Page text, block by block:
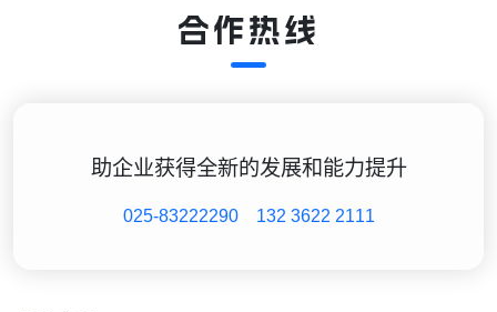
合作热线
助企业获得全新的发展和能力提升
025-83222290 132 3622 2111